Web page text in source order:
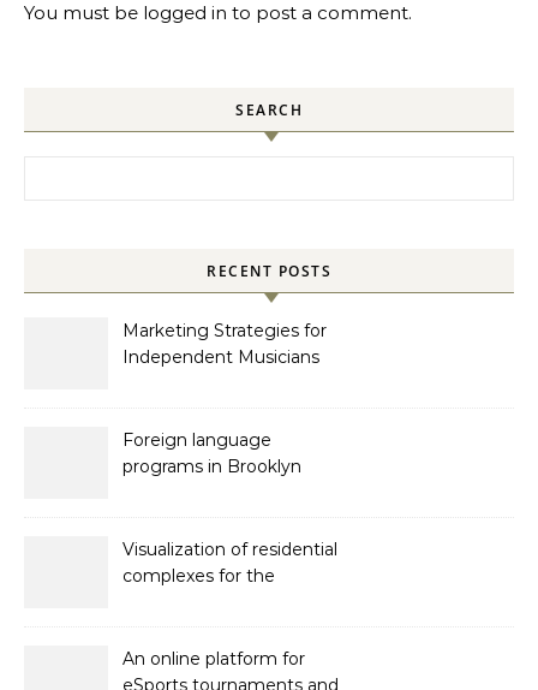
You must be logged in to post a comment.
SEARCH
RECENT POSTS
Marketing Strategies for
Independent Musicians
Foreign language
programs in Brooklyn
Visualization of residential
complexes for the
An online platform for
eSports tournaments and